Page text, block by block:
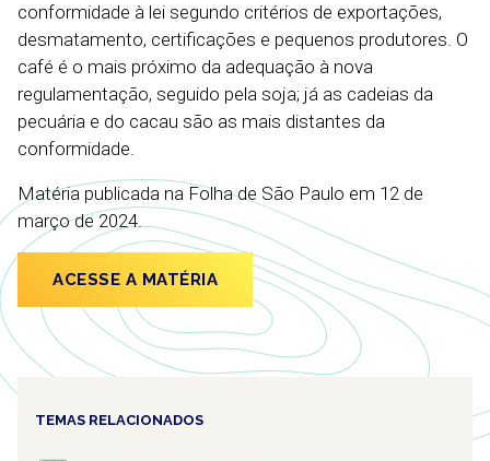
conformidade à lei segundo critérios de exportações,
desmatamento, certificações e pequenos produtores. O
café é o mais próximo da adequação à nova
regulamentação, seguido pela soja; já as cadeias da
pecuária e do cacau são as mais distantes da
conformidade.
Matéria publicada na Folha de São Paulo em 12 de
março de 2024.
ACESSE A MATÉRIA
TEMAS RELACIONADOS